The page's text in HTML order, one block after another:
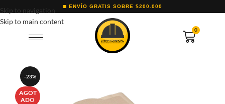
Skip to navigation
Skip to main content
ENVÍO GRATIS SOBRE $200.000
0
-23%
AGOT
ADO